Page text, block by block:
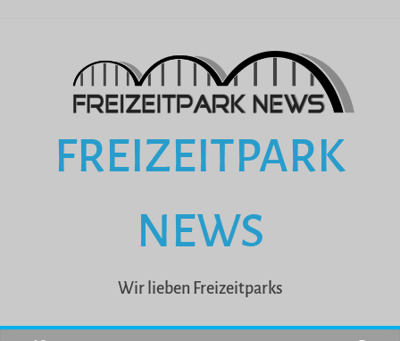
FREIZEITPARK
NEWS
Wir lieben Freizeitparks